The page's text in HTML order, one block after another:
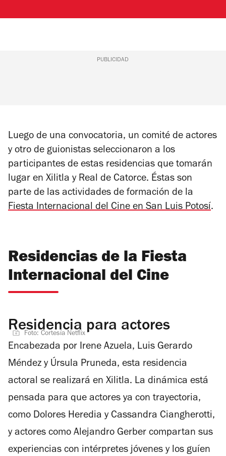
PUBLICIDAD
Luego de una convocatoria, un comité de actores
y otro de guionistas seleccionaron a los
participantes de estas residencias que tomarán
lugar en Xilitla y Real de Catorce. Éstas son
parte de las actividades de formación de la
Fiesta Internacional del Cine en San Luis Potosí.
Residencias de la Fiesta
Internacional del Cine
Residencia para actores
Foto: Cortesía Netflix
Encabezada por Irene Azuela, Luis Gerardo
Méndez y Úrsula Pruneda, esta residencia
actoral se realizará en Xilitla. La dinámica está
pensada para que actores ya con trayectoria,
como Dolores Heredia y Cassandra Ciangherotti,
y actores como Alejandro Gerber compartan sus
experiencias con intérpretes jóvenes y los guíen